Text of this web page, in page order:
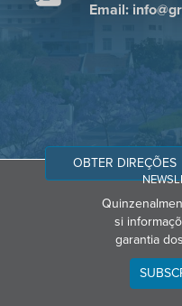
Email:
OBTER DIREÇÕES
si
garantia